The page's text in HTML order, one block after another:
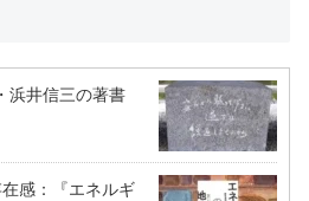
浜井信三の著書
感：『エネルギ